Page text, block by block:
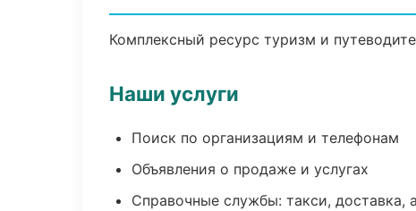
Комплексный ресурс туризм и
Наши услуги
Поиск по организациям и телефонам
Объявления о продаже и услугах
Справочные службы: такси, доставка,